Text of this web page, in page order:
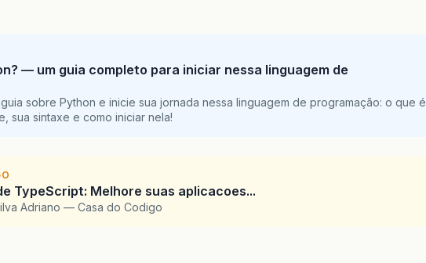
— um guia completo para iniciar nessa linguagem de
sobre Python e inicie sua jornada nessa linguagem de programação: o que é
sua sintaxe e como iniciar nela!
TypeScript: Melhore suas aplicacoes...
Adriano — Casa do Codigo